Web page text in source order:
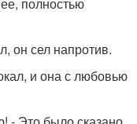
он сел напротив.
и она с любовью